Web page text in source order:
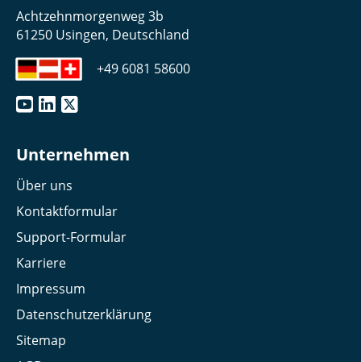
Achtzehnmorgenweg 3b
61250 Usingen, Deutschland
+49 6081 58600
Unternehmen
Über uns
Kontaktformular
Support-Formular
Karriere
Impressum
Datenschutzerklärung
Sitemap